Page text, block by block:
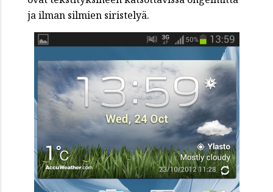
ja ilman silmien siristelyä.